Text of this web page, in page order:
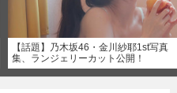
【話題】乃木坂46・金川紗耶1st写真
集、ランジェリーカット公開！